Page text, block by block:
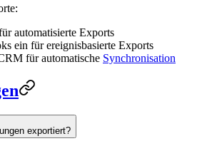
automatisierte Exports
ein für ereignisbasierte Exports
für automatische Synchronisation
exportiert?